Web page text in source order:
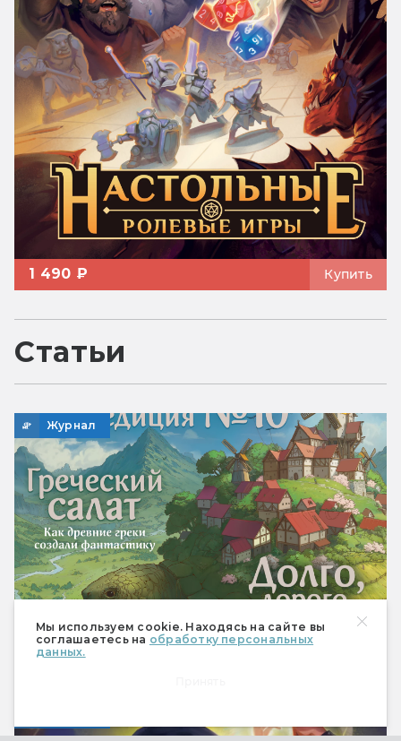
Мы используем cookie. Находясь на сайте вы
соглашаетесь на обработку персональных
данных.
1 490 ₽ Купить
Статьи
Журнал